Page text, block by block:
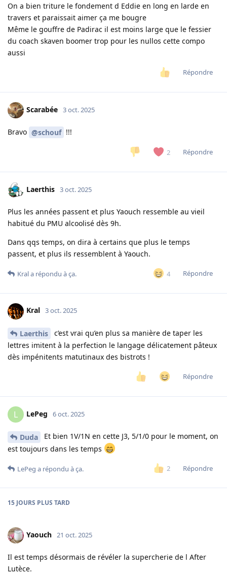
On a bien triture le fondement d Eddie en long en larde en
travers et paraissait aimer ça me bougre
Même le gouffre de Padirac il est moins large que le fessier
du coach skaven boomer trop pour les nullos cette compo
aussi
Répondre
Scarabée 3 oct. 2025
Bravo @schouf !!!
2 Répondre
Laerthis 3 oct. 2025
Plus les années passent et plus Yaouch ressemble au vieil
habitué du PMU alcoolisé dès 9h.
Dans qqs temps, on dira à certains que plus le temps
passent, et plus ils ressemblent à Yaouch.
4 Répondre
Krala répondu à ça.
Kral 3 oct. 2025
Laerthis
c’est vrai qu’en plus sa manière de taper les
lettres imitent à la perfection le langage délicatement pâteux
dès impénitents matutinaux des bistrots !
Répondre
L LePeg 6 oct. 2025
Duda
Et bien 1V/1N en cette J3, 5/1/0 pour le moment, on
est toujours dans les temps
2 Répondre
LePeg a répondu à ça.
15 JOURS PLUS TARD
Yaouch 21 oct. 2025
Il est temps désormais de révéler la supercherie de l After
Lutèce.